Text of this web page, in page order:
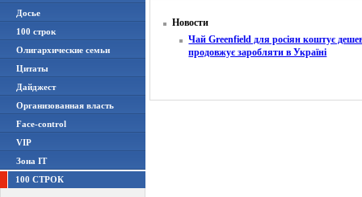
Досье
100 строк
Олигархические семьи
Цитаты
Дайджест
Организованная власть
Face-control
VIP
Зона IT
100 СТРОК
Новости
Чай Greenfield для росіян коштує
продовжує заробляти в Україні